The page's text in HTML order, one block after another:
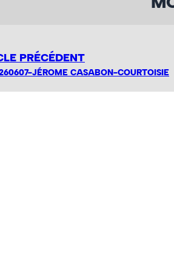
PRÉCÉDENT
JÉROME CASABON-COURTOISIE